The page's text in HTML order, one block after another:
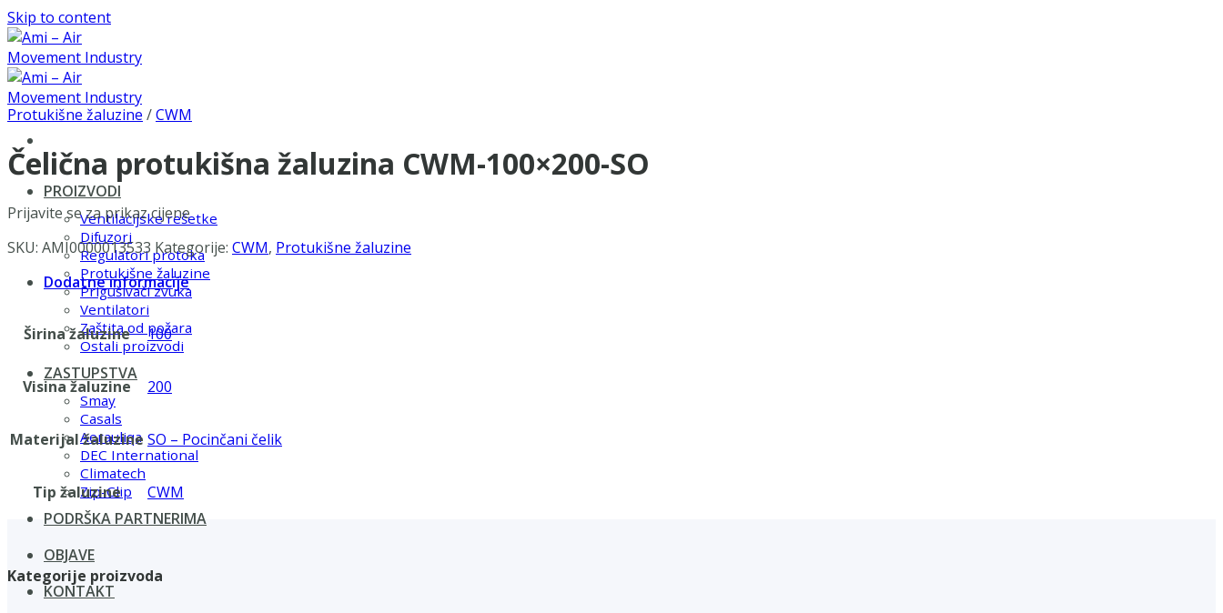
Skip to content
PROIZVODI
Ventilacijske rešetke
Difuzori
Regulatori protoka
Protukišne žaluzine
Prigušivači zvuka
Ventilatori
Zaštita od požara
Ostali proizvodi
ZASTUPSTVA
Smay
Casals
Aerauliqa
DEC International
Climatech
Zip-Clip
PODRŠKA PARTNERIMA
OBJAVE
KONTAKT
Protukišne žaluzine /CWM
Čelična protukišna žaluzina CWM-100×200-SO
Prijavite se za prikaz cijene
SKU: AMI0000013533 Kategorije: CWM, Protukišne žaluzine
Dodatne informacije
Širina žaluzine 100
Visina žaluzine 200
Materijal žaluzine SO – Pocinčani čelik
Tip žaluzine CWM
Kategorije proizvoda